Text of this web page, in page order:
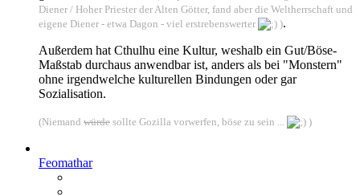
Diener / Hoher Priester der Alten Götter, fand aber die Weltherrschaft und
eigene Diener - etwa Dagon - viel erstrebenswerter
).
Außerdem hat Cthulhu eine Kultur, weshalb ein Gut/Böse-
Maßstab durchaus anwendbar ist, anders als bei "Monstern"
ohne irgendwelche kulturellen Bindungen oder gar
Sozialisation.
(Niemand würde sollte Gozilla vorwerfen, böse zu sein ... )
Feomathar